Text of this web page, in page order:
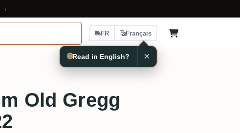
→
FR Français
Old Gregg
🌐Read in English? ×